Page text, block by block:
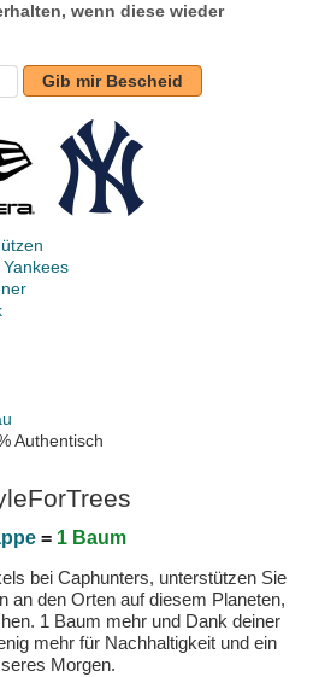
wenn diese wieder
Gib mir Bescheid
Authentisch
= 1 Baum
bei Caphunters, unterstützen Sie
an den Orten auf diesem Planeten,
1 Baum mehr und Dank deiner
mehr für Nachhaltigkeit und ein
Morgen.